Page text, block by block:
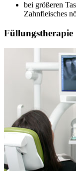
bei größeren
Zahnfleisches
Füllungstherapie